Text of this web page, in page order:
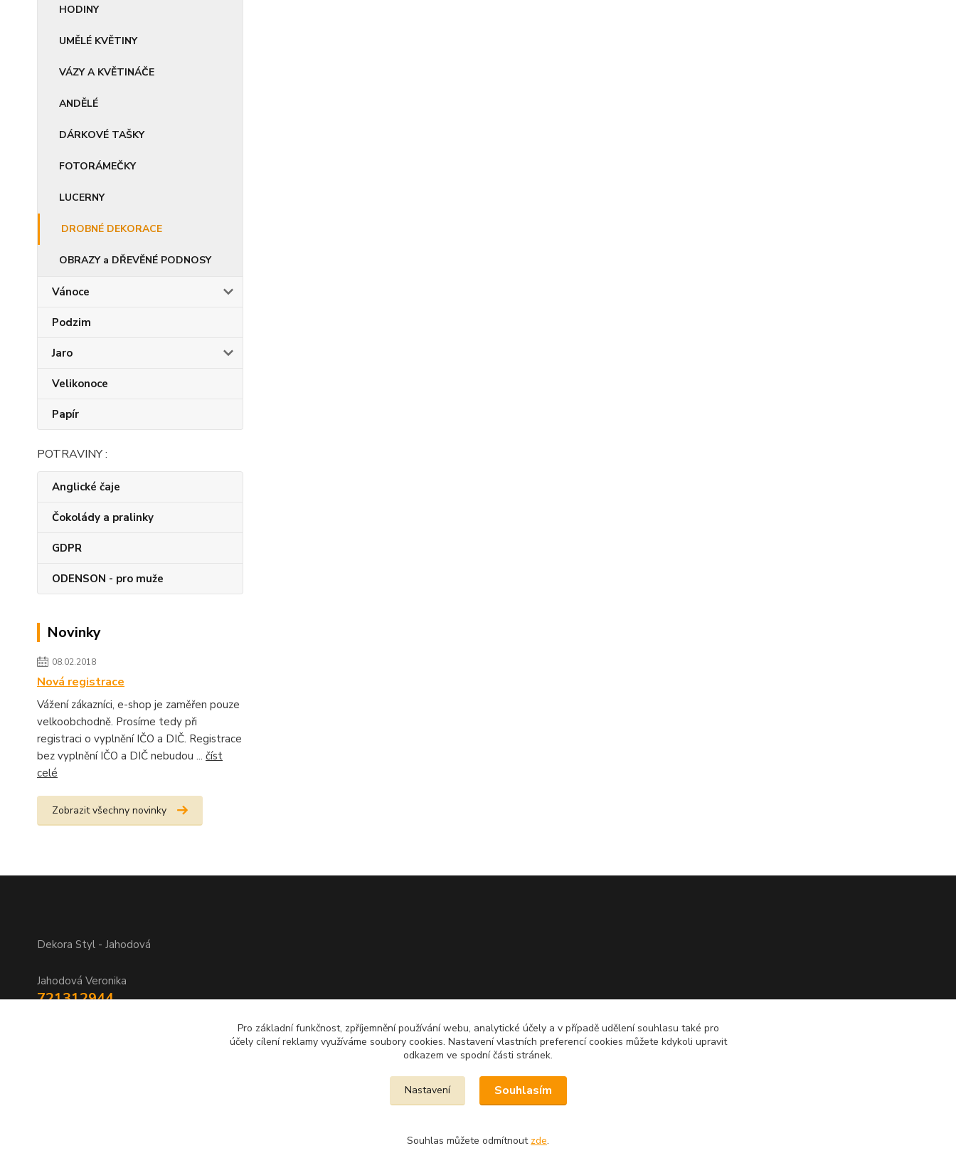
HODINY
UMĚLÉ KVĚTINY
VÁZY A KVĚTINÁČE
ANDĚLÉ
DÁRKOVÉ TAŠKY
FOTORÁMEČKY
LUCERNY
DROBNÉ DEKORACE
OBRAZY a DŘEVĚNÉ PODNOSY
Vánoce
Podzim
Jaro
Velikonoce
Papír
POTRAVINY :
Anglické čaje
Čokolády a pralinky
GDPR
ODENSON - pro muže
Novinky
08.02.2018
Nová registrace
Vážení zákazníci, e-shop je zaměřen pouze
velkoobchodně. Prosíme tedy při
registraci o vyplnění IČO a DIČ. Registrace
bez vyplnění IČO a DIČ nebudou ... číst
celé
Zobrazit všechny novinky
Dekora Styl - Jahodová
Jahodová Veronika
721312944
Pro základní funkčnost, zpříjemnění používání webu, analytické účely a v případě udělení souhlasu také pro
účely cílení reklamy využíváme soubory cookies. Nastavení vlastních preferencí cookies můžete kdykoli upravit
odkazem ve spodní části stránek.
Nastavení Souhlasím
Souhlas můžete odmítnout zde.